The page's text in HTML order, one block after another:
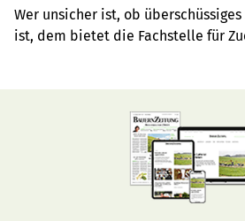
Wer unsicher ist, ob
ist, dem bietet die Fachstelle für